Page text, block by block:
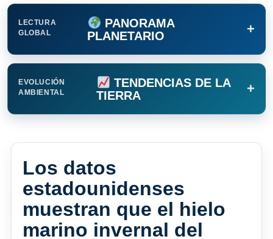
LECTURA
GLOBAL
PANORAMA
PLANETARIO
+
EVOLUCIÓN
AMBIENTAL
TENDENCIAS DE LA
TIERRA
+
Los datos
estadounidenses
muestran que el hielo
marino invernal del